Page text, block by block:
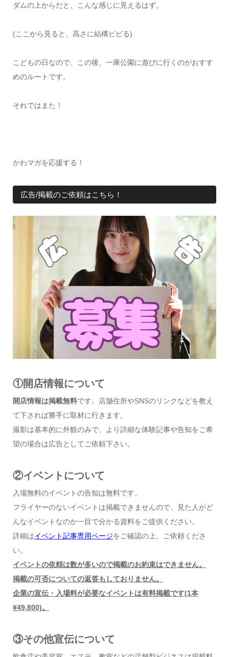
ダムの上からだと、こんな感じに見えるはず。
(ここから見ると、高さに結構ビビる)
こどもの日なので、この後、一庫公園に遊びに行くのがおすす
めのルートです。
それではまた！
かわマガを応援する！
広告/掲載のご依頼はこちら！
①開店情報について
開店情報は掲載無料です。店舗住所やSNSのリンクなどを教え
て下されば勝手に取材に行きます。
撮影は基本的に外観のみで、より詳細な体験記事や告知をご希
望の場合は広告としてご依頼下さい。
②イベントについて
入場無料のイベントの告知は無料です。
フライヤーのないイベントは掲載できませんので、見た人がど
んなイベントなのか一目で分かる資料をご提供ください。
詳細はイベント記事専用ページをご確認の上、ご依頼くださ
い。
イベントの依頼は数が多いので掲載のお約束はできません。
掲載の可否についての返答もしておりません。
企業の宣伝・入場料が必要なイベントは有料掲載です(1本
¥49,800)。
③その他宣伝について